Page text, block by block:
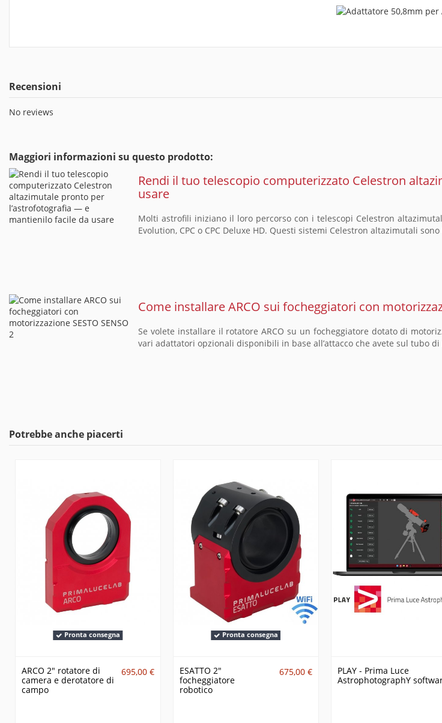
Recensioni
No reviews
Maggiori informazioni su questo prodotto:
Rendi il tuo telescopio computerizzato Celestron
usare
Molti astrofili iniziano il loro percorso con i telescopi Celestron
Evolution, CPC o CPC Deluxe HD. Questi sistemi Celestron altazimutali
Come installare ARCO sui focheggiatori con
Se volete installare il rotatore ARCO su un focheggiatore dotato di
vari adattatori opzionali disponibili in base all’attacco che avete sul tubo
Potrebbe anche piacerti
Pronta consegna
ARCO 2" rotatore di
camera e derotatore di
campo
695,00 €
Pronta consegna
ESATTO 2"
focheggiatore
robotico
675,00 €
PLAY - Prima Luce
AstrophotographY